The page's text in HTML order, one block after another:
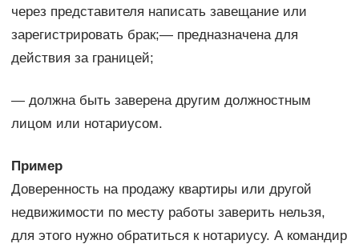
через представителя написать завещание или
зарегистрировать брак;— предназначена для
действия за границей;
— должна быть заверена другим должностным
лицом или нотариусом.
Пример
Доверенность на продажу квартиры или другой
недвижимости по месту работы заверить нельзя,
для этого нужно обратиться к нотариусу. А командир